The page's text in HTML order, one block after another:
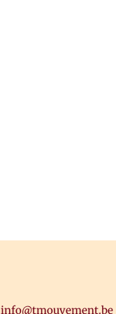
info@tmouvement.be